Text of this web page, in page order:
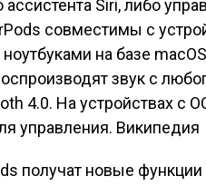
ассистента Siri, либо
совместимы с
на базе
звук с
4.0. На устройствах с
управления. Википедия
получат новые